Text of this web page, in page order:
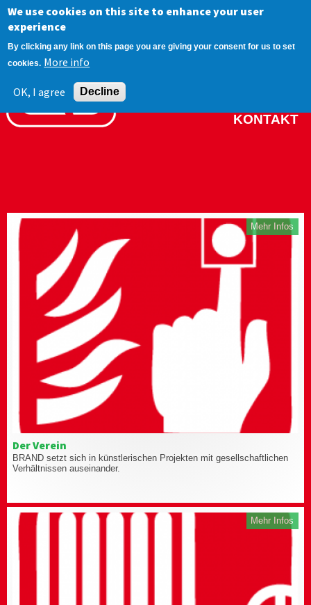
We use cookies on this site to enhance your user
experience
By clicking any link on this page you are giving your consent for us to set
cookies. More info
OK, I agree Decline
Jump to navigation
BRAND
KONTAKT
Mehr Infos
Der Verein
BRAND setzt sich in künstlerischen Projekten mit gesellschaftlichen
Verhältnissen auseinander.
Mehr Infos
Seiten